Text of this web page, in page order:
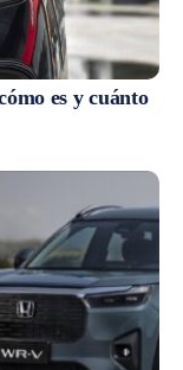
es y cuánto